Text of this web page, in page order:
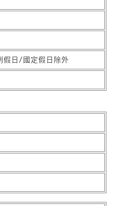
日/國定假日除外